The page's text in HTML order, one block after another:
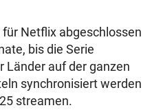
Netflix abgeschlossen
bis die Serie
Länder auf der ganzen
synchronisiert werden
streamen.